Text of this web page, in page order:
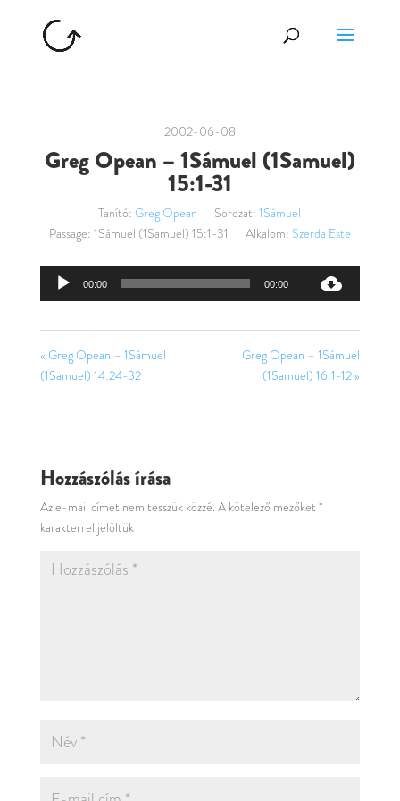
2002-06-08
Greg Opean – 1Sámuel (1Samuel)
15:1-31
Tanító: Greg Opean Sorozat: 1Sámuel
Passage: 1Sámuel (1Samuel) 15:1-31 Alkalom: Szerda Este
Audió
00:00 00:00
« Greg Opean – 1Sámuel
(1Samuel) 14:24-32
Greg Opean – 1Sámuel
(1Samuel) 16:1-12 »
Hozzászólás írása
Az e-mail címet nem tesszük közzé. A kötelező mezőket *
karakterrel jelöltük